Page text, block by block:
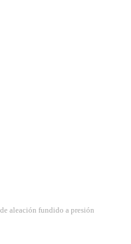
aleación fundido a presión